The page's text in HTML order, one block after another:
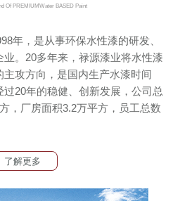
Of PREMIUMWater BASED Paint
年，是从事环保水性漆的研发、
。20多年来，禄源漆业将水性漆
攻方向，是国内生产水漆时间
20年的稳健、创新发展，公司总
，厂房面积3.2万平方，员工总数
了解更多